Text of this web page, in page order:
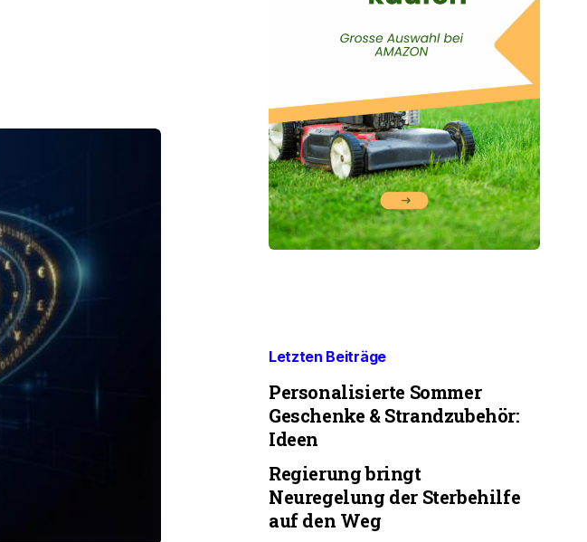
Letzten Beiträge
Personalisierte Sommer
Geschenke & Strandzubehör:
Ideen
Regierung bringt
Neuregelung der Sterbehilfe
auf den Weg